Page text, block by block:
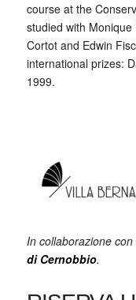
course at the
studied with
Cortot and Edwin
international prizes:
1999.
In collaborazione con
di Cernobbio.